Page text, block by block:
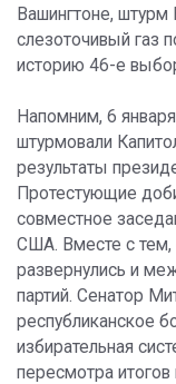
Вашингтоне, штурм
слезоточивый газ
историю 46-е
Напомним, 6
штурмовали
результаты
Протестующие
совместное
США. Вместе с тем,
развернулись и
партий. Сенатор
республиканское
избирательная
пересмотра